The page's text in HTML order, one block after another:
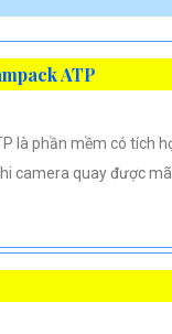
ATP
là phần mềm có tích
camera quay được mã